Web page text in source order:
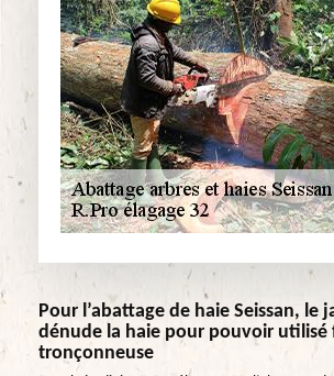
Pour l’abattage de haie Seissan, le
dénude la haie pour pouvoir utilisé
tronçonneuse